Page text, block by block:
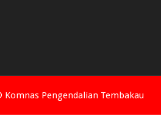
Komnas Pengendalian Tembakau